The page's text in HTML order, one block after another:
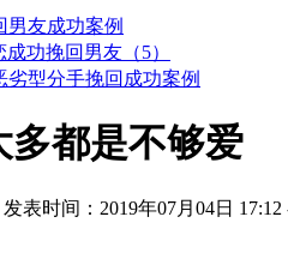
男友成功案例
功挽回男友（5）
型分手挽回成功案例
多都是不够爱
发表时间：2019年07月04日 17:12